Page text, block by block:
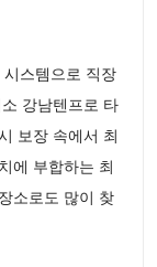
스템으로 직장
강남텐프로 타
보장 속에서 최
에 부합하는 최
소로도 많이 찾